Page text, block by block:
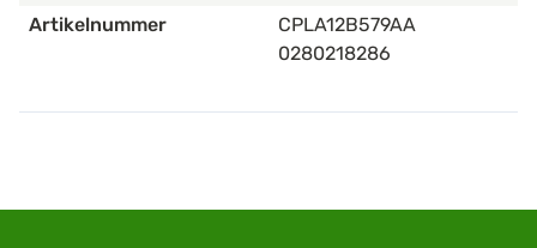
Artikelnummer
CPLA12B579AA
0280218286